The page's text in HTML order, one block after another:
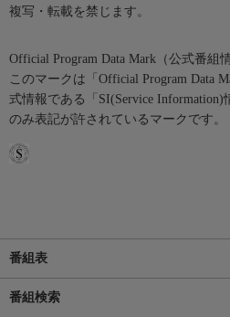
複写・転載を禁じます。
Official Program Data Mark（公式番組
このマークは「Official Program Data
式情報である「SI(Service
のみ表記が許されているマークです。
番組表
番組検索